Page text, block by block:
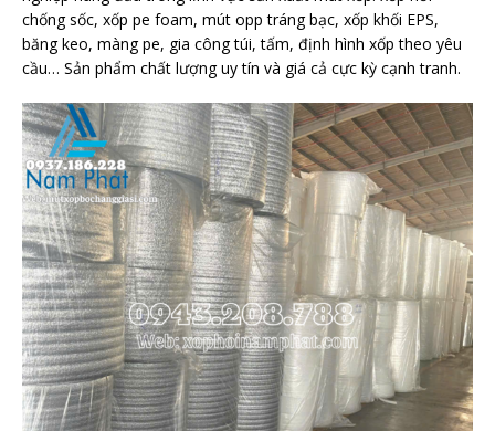
chống sốc, xốp pe foam, mút opp tráng bạc, xốp khối EPS,
băng keo, màng pe, gia công túi, tấm, định hình xốp theo yêu
cầu… Sản phẩm chất lượng uy tín và giá cả cực kỳ cạnh tranh.